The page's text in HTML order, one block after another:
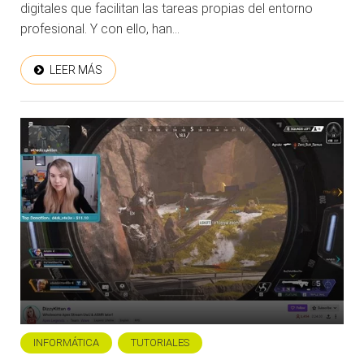
digitales que facilitan las tareas propias del entorno
profesional. Y con ello, han...
LEER MÁS
INFORMÁTICA TUTORIALES